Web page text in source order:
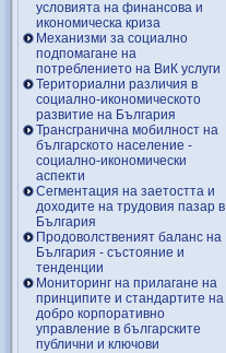
условията на финансова и
икономическа криза
Механизми за социално
подпомагане на
потреблението на ВиК услуги
Териториални различия в
социално-икономическото
развитие на България
Трансгранична мобилност на
българското население -
социално-икономически
аспекти
Сегментация на заетостта и
доходите на трудовия пазар в
България
Продоволственият баланс на
България - състояние и
тенденции
Мониторинг на прилагане на
принципите и стандартите на
добро корпоративно
управление в българските
публични и ключови